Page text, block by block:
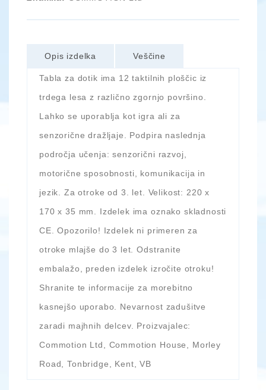
Opis izdelka Veščine
Tabla za dotik ima 12 taktilnih ploščic iz
trdega lesa z različno zgornjo površino.
Lahko se uporablja kot igra ali za
senzorične dražljaje. Podpira naslednja
področja učenja: senzorični razvoj,
motorične sposobnosti, komunikacija in
jezik. Za otroke od 3. let. Velikost: 220 x
170 x 35 mm. Izdelek ima oznako skladnosti
CE. Opozorilo! Izdelek ni primeren za
otroke mlajše do 3 let. Odstranite
embalažo, preden izdelek izročite otroku!
Shranite te informacije za morebitno
kasnejšo uporabo. Nevarnost zadušitve
zaradi majhnih delcev. Proizvajalec:
Commotion Ltd, Commotion House, Morley
Road, Tonbridge, Kent, VB